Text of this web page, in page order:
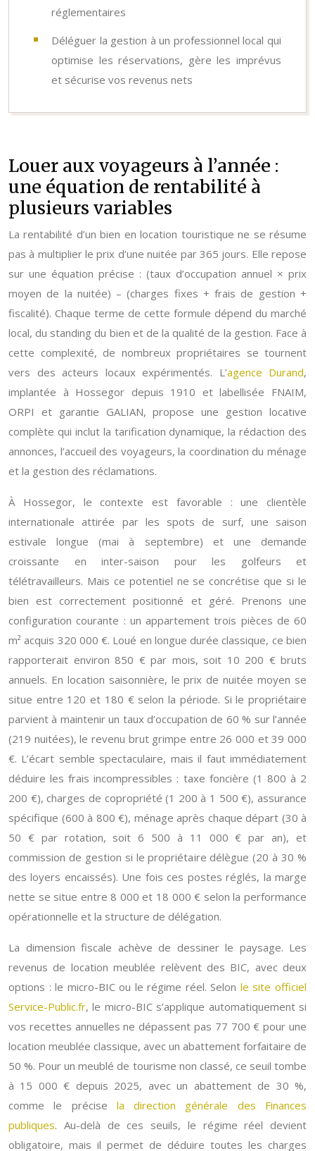
réglementaires
Déléguer la gestion à un professionnel local qui
optimise les réservations, gère les imprévus
et sécurise vos revenus nets
Louer aux voyageurs à l’année :
une équation de rentabilité à
plusieurs variables
La rentabilité d’un bien en location touristique ne se résume
pas à multiplier le prix d’une nuitée par 365 jours. Elle repose
sur une équation précise : (taux d’occupation annuel × prix
moyen de la nuitée) – (charges fixes + frais de gestion +
fiscalité). Chaque terme de cette formule dépend du marché
local, du standing du bien et de la qualité de la gestion. Face à
cette complexité, de nombreux propriétaires se tournent
vers des acteurs locaux expérimentés. L’agence Durand,
implantée à Hossegor depuis 1910 et labellisée FNAIM,
ORPI et garantie GALIAN, propose une gestion locative
complète qui inclut la tarification dynamique, la rédaction des
annonces, l’accueil des voyageurs, la coordination du ménage
et la gestion des réclamations.
À Hossegor, le contexte est favorable : une clientèle
internationale attirée par les spots de surf, une saison
estivale longue (mai à septembre) et une demande
croissante en inter-saison pour les golfeurs et
télétravailleurs. Mais ce potentiel ne se concrétise que si le
bien est correctement positionné et géré. Prenons une
configuration courante : un appartement trois pièces de 60
m² acquis 320 000 €. Loué en longue durée classique, ce bien
rapporterait environ 850 € par mois, soit 10 200 € bruts
annuels. En location saisonnière, le prix de nuitée moyen se
situe entre 120 et 180 € selon la période. Si le propriétaire
parvient à maintenir un taux d’occupation de 60 % sur l’année
(219 nuitées), le revenu brut grimpe entre 26 000 et 39 000
€. L’écart semble spectaculaire, mais il faut immédiatement
déduire les frais incompressibles : taxe foncière (1 800 à 2
200 €), charges de copropriété (1 200 à 1 500 €), assurance
spécifique (600 à 800 €), ménage après chaque départ (30 à
50 € par rotation, soit 6 500 à 11 000 € par an), et
commission de gestion si le propriétaire délègue (20 à 30 %
des loyers encaissés). Une fois ces postes réglés, la marge
nette se situe entre 8 000 et 18 000 € selon la performance
opérationnelle et la structure de délégation.
La dimension fiscale achève de dessiner le paysage. Les
revenus de location meublée relèvent des BIC, avec deux
options : le micro-BIC ou le régime réel. Selon le site officiel
Service-Public.fr, le micro-BIC s’applique automatiquement si
vos recettes annuelles ne dépassent pas 77 700 € pour une
location meublée classique, avec un abattement forfaitaire de
50 %. Pour un meublé de tourisme non classé, ce seuil tombe
à 15 000 € depuis 2025, avec un abattement de 30 %,
comme le précise la direction générale des Finances
publiques. Au-delà de ces seuils, le régime réel devient
obligatoire, mais il permet de déduire toutes les charges